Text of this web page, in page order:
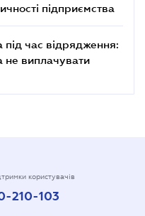
підприємства
під час відрядження:
не виплачувати
користувачів
210-103